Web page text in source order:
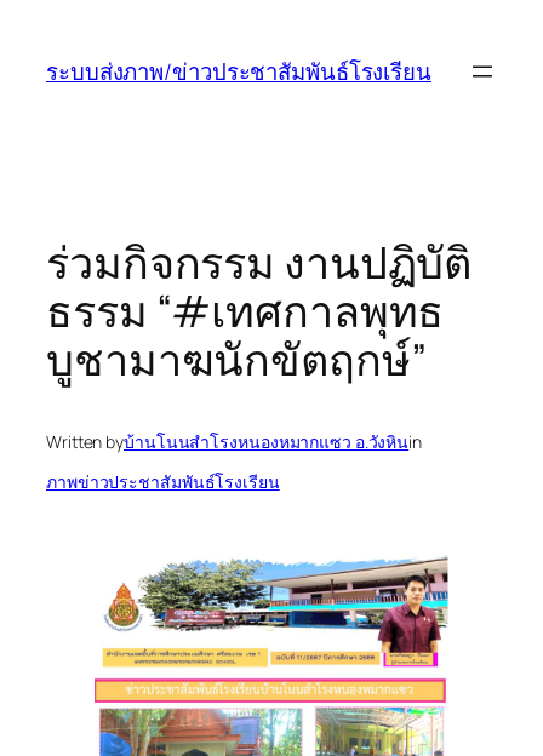
ระบบส่งภาพ/ข่าวประชาสัมพันธ์โรงเรียน
ร่วมกิจกรรม งานปฏิบัติ
ธรรม “#เทศกาลพุทธ
บูชามาฆนักขัตฤกษ์”
Written byบ้านโนนสำโรงหนองหมากแซว อ.วังหินin
ภาพข่าวประชาสัมพันธ์โรงเรียน